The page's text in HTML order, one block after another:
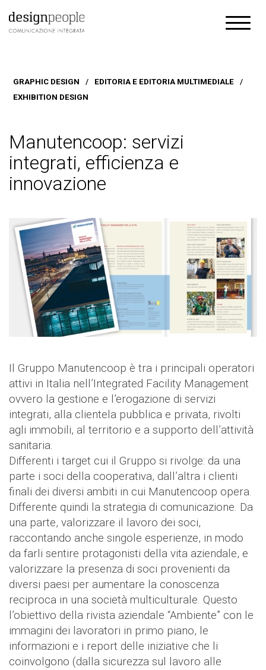
GRAPHIC DESIGN / EDITORIA E EDITORIA MULTIMEDIALE
/
EXHIBITION DESIGN
Manutencoop: servizi
integrati, efficienza e
innovazione
Il Gruppo Manutencoop è tra i principali operatori
attivi in Italia nell’Integrated Facility Management
ovvero la gestione e l’erogazione di servizi
integrati, alla clientela pubblica e privata, rivolti
agli immobili, al territorio e a supporto dell’attività
sanitaria.
Differenti i target cui il Gruppo si rivolge: da una
parte i soci della cooperativa, dall’altra i clienti
finali dei diversi ambiti in cui Manutencoop opera.
Differente quindi la strategia di comunicazione. Da
una parte, valorizzare il lavoro dei soci,
raccontando anche singole esperienze, in modo
da farli sentire protagonisti della vita aziendale, e
valorizzare la presenza di soci provenienti da
diversi paesi per aumentare la conoscenza
reciproca in una società multiculturale. Questo
l’obiettivo della rivista aziendale “Ambiente” con le
immagini dei lavoratori in primo piano, le
informazioni e i report delle iniziative che li
coinvolgono (dalla sicurezza sul lavoro alle